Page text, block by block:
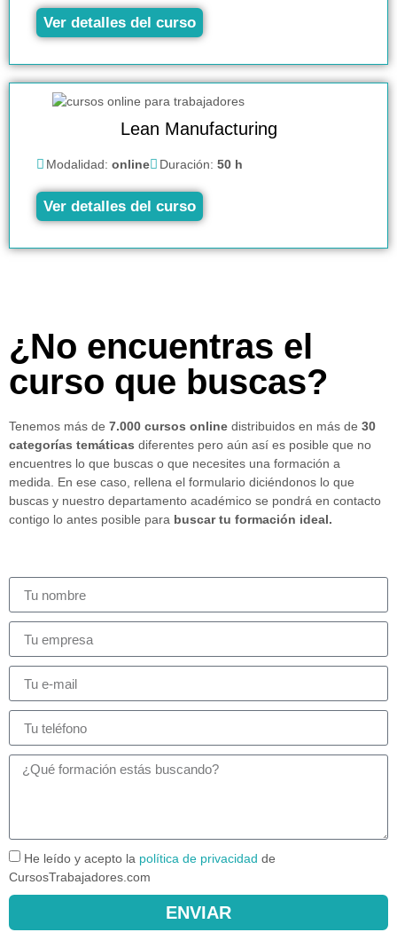
Ver detalles del curso
Lean Manufacturing
Modalidad: online Duración: 50 h
Ver detalles del curso
¿No encuentras el
curso que buscas?
Tenemos más de 7.000 cursos online distribuidos en más de 30
categorías temáticas diferentes pero aún así es posible que no
encuentres lo que buscas o que necesites una formación a
medida. En ese caso, rellena el formulario diciéndonos lo que
buscas y nuestro departamento académico se pondrá en contacto
contigo lo antes posible para buscar tu formación ideal.
He leído y acepto la política de privacidad de
CursosTrabajadores.com
ENVIAR